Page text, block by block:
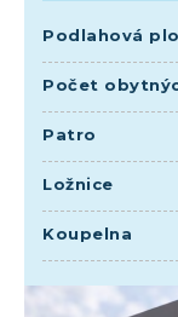
Podlahová
Počet
Patro
Ložnice
Koupelna